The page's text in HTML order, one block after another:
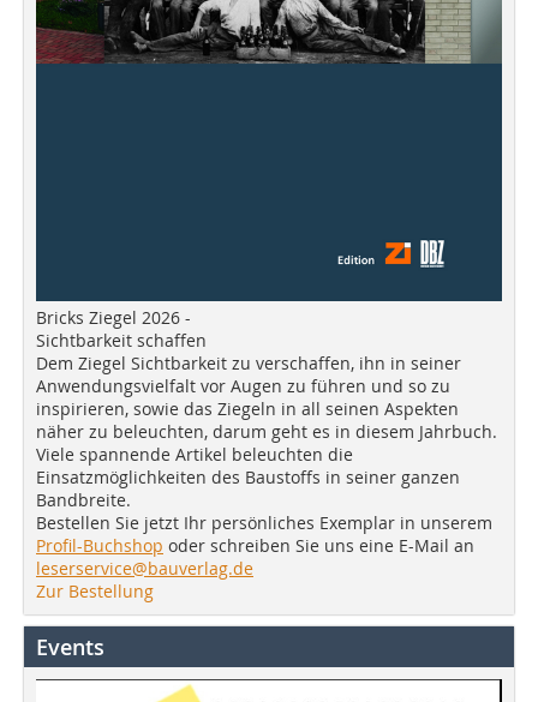
Bricks Ziegel 2026 -
Sichtbarkeit schaffen
Dem Ziegel Sichtbarkeit zu verschaffen, ihn in seiner
Anwendungsvielfalt vor Augen zu führen und so zu
inspirieren, sowie das Ziegeln in all seinen Aspekten
näher zu beleuchten, darum geht es in diesem Jahrbuch.
Viele spannende Artikel beleuchten die
Einsatzmöglichkeiten des Baustoffs in seiner ganzen
Bandbreite.
Bestellen Sie jetzt Ihr persönliches Exemplar in unserem
Profil-Buchshop oder schreiben Sie uns eine E-Mail an
leserservice@bauverlag.de
Zur Bestellung
Events